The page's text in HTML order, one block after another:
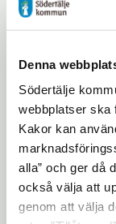
Denna
Södertälje
webbplatser ska
Kakor kan
alla” och ger då
också välja att
genom att välja
säger Heléne
Det är de
nationella
– Det finns
Södertäljes